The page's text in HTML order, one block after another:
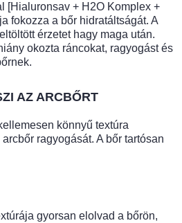
[Hialuronsav + H2O Komplex +
fokozza a bőr hidratáltságát. A
érzetet hagy maga után.
okozta ráncokat, ragyogást és
AZ ARCBŐRT
könnyű textúra
ragyogását. A bőr tartósan
gyorsan elolvad a bőrön,